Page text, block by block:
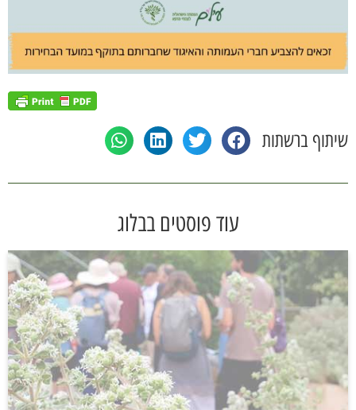
שיתוף ברשתות
עוד פוסטים בבלוג